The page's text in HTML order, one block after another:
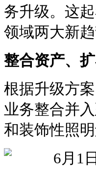
务升级。这
领域两大新
整合资产、
根据升级方
业务整合并
和装饰性照